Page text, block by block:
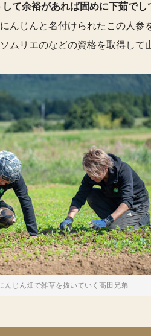
て余裕があれば固めに下茹でし
んじんと名付けられたこの人
ムリエのなどの資格を取得し
んじん畑で雑草を抜いていく高田兄弟